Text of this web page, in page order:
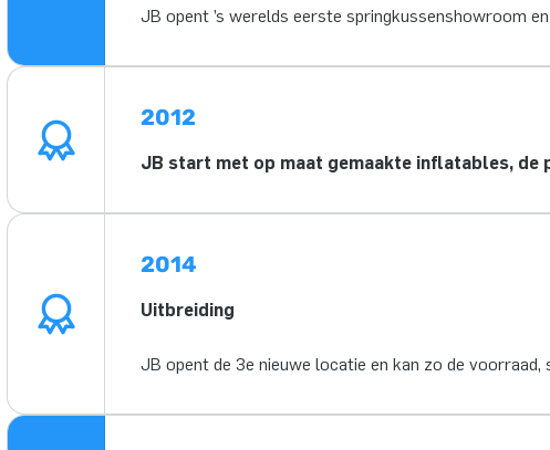
JB opent ’s werelds eerste springkussenshowroom
2012
JB start met op maat gemaakte inflatables, de
2014
Uitbreiding
JB opent de 3e nieuwe locatie en kan zo de